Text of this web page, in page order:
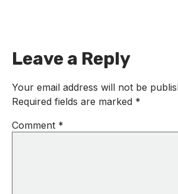
Leave a Reply
Your email address will not be
Required fields are marked *
Comment *